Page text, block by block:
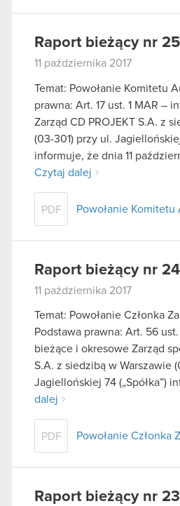
Raport bieżący nr
11 października 2017
Temat: Powołanie Komitetu
prawna: Art. 17 ust. 1 MAR –
Zarząd CD PROJEKT S.A. z
(03-301) przy ul. Jagiellońskiej
informuje, że dnia 11
Czytaj dalej
PDF Powołanie Komitetu
Raport bieżący nr
11 października 2017
Temat: Powołanie Członka
Podstawa prawna: Art. 56
bieżące i okresowe Zarząd
S.A. z siedzibą w Warszawie
Jagiellońskiej 74 („Spółka”)
dalej
PDF Powołanie Członka
Raport bieżący nr